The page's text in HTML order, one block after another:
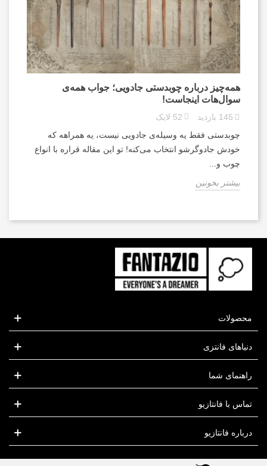
همه‌چیز درباره چوبدستی جادویی؛ جواب همه‌ی
سوال‌هات اینجاست!
145 بازدید 52 لایک
چوبدستی فقط یه وسیله‌ی جادویی نیست، یه همراهه که
خودش جادوگرشو انتخاب می‌کنه! تو این مقاله قراره با انواع
چوب و...
بیشتر بخونین
محصولات
دنیاهای فانتزی
راهنمای شما
تماس با فانتازیو
درباره فانتازیو